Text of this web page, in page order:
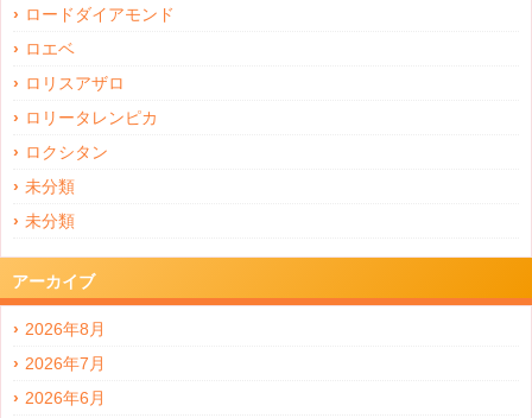
ロードダイアモンド
ロエベ
ロリスアザロ
ロリータレンピカ
ロクシタン
未分類
未分類
アーカイブ
2026年8月
2026年7月
2026年6月